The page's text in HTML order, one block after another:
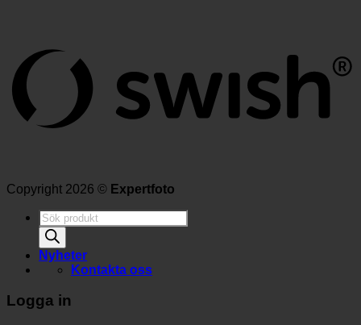
Copyright 2026 © Expertfoto
Produktsökning
Nyheter
Kontakta oss
Logga in